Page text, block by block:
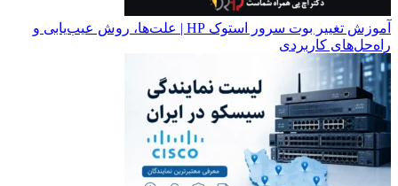
آموزش تغییر بوت سرور استوک HP | علت‌ها، روش عیب‌یابی و
راه‌حل‌های کاربردی